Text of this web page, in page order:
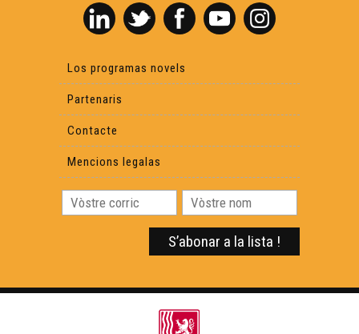
Los programas novels
Partenaris
Contacte
Mencions legalas